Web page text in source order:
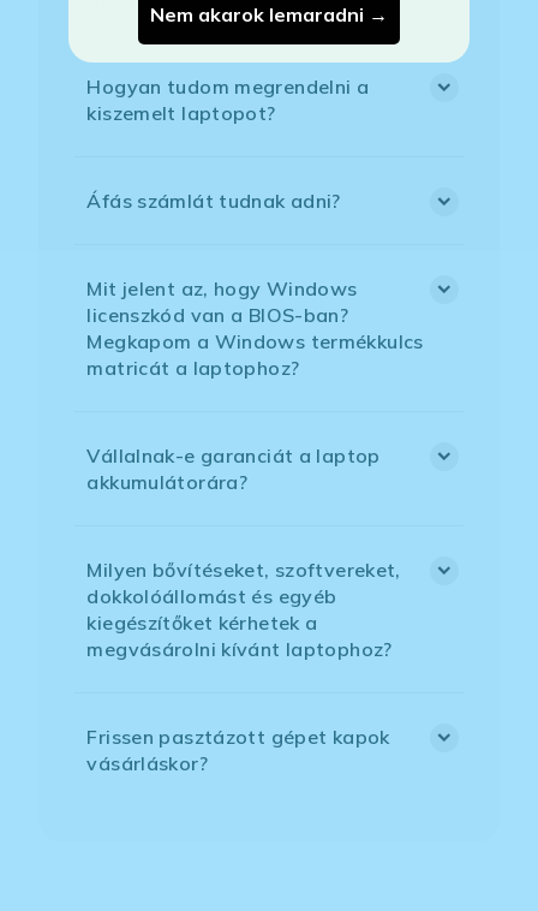
Hogyan tudom megrendelni a
kiszemelt laptopot?
Áfás számlát tudnak adni?
Mit jelent az, hogy Windows
licenszkód van a BIOS-ban?
Megkapom a Windows termékkulcs
matricát a laptophoz?
Vállalnak-e garanciát a laptop
akkumulátorára?
Milyen bővítéseket, szoftvereket,
dokkolóállomást és egyéb
kiegészítőket kérhetek a
megvásárolni kívánt laptophoz?
Frissen pasztázott gépet kapok
vásárláskor?
Nem akarok lemaradni →